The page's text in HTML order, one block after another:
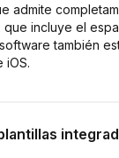
admite
que incluye el
también
iOS.